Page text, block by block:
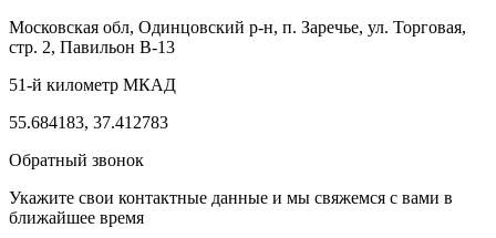
Московская обл, Одинцовский р-н, п. Заречье, ул. Торговая,
стр. 2, Павильон В-13
51-й километр МКАД
55.684183, 37.412783
Обратный звонок
Укажите свои контактные данные и мы свяжемся с вами в
ближайшее время